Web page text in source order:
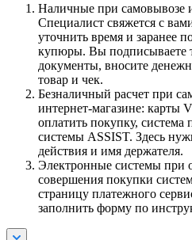
Наличные при самовывозе
Специалист свяжется с
уточнить время и заранее
купюры. Вы подписываете
документы, вносите
товар и чек.
Безналичный расчет при
интернет-магазине: карты
оплатить покупку, система
системы ASSIST. Здесь
действия и имя держателя.
Электронные системы при
совершения покупки
страницу платежного
заполнить форму по